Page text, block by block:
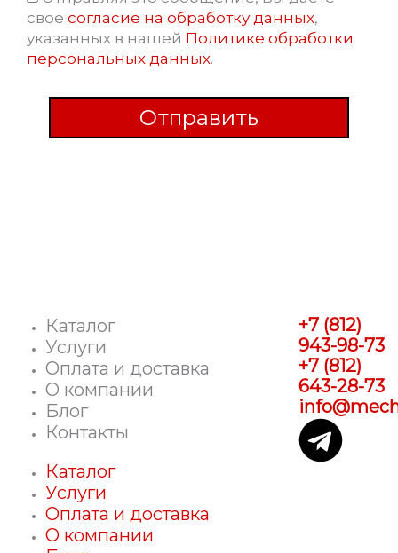
свое согласие на обработку данных,
указанных в нашей Политике обработки
персональных данных.
Отправить
Каталог
Услуги
Оплата и доставка
О компании
Блог
Контакты
Каталог
Услуги
Оплата и доставка
О компании
+7 (812)
943-98-73
+7 (812)
643-28-73
T